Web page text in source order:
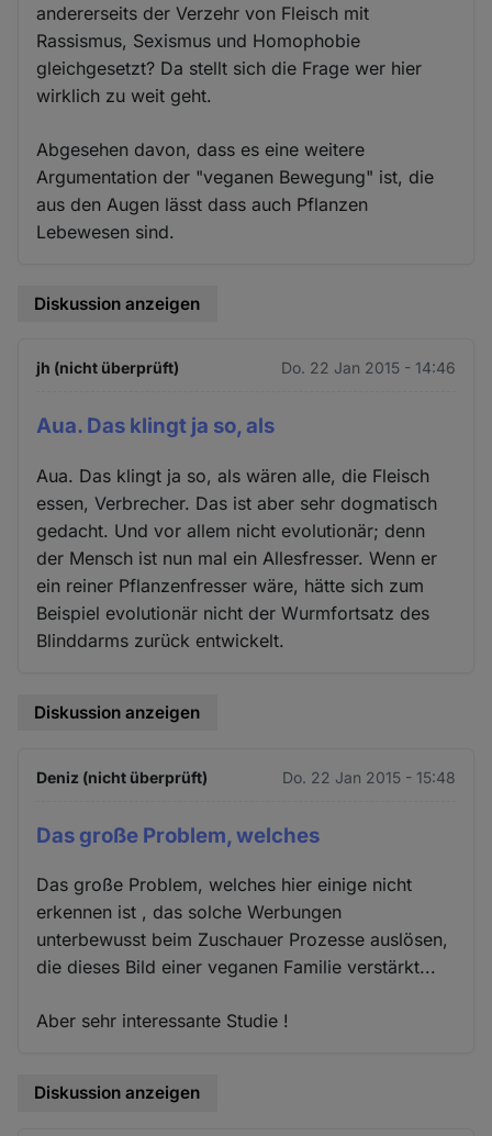
andererseits der Verzehr von Fleisch mit
Rassismus, Sexismus und Homophobie
gleichgesetzt? Da stellt sich die Frage wer hier
wirklich zu weit geht.
Abgesehen davon, dass es eine weitere
Argumentation der "veganen Bewegung" ist, die
aus den Augen lässt dass auch Pflanzen
Lebewesen sind.
Diskussion anzeigen
jh (nicht überprüft) Do. 22 Jan 2015 - 14:46
Aua. Das klingt ja so, als
Aua. Das klingt ja so, als wären alle, die Fleisch
essen, Verbrecher. Das ist aber sehr dogmatisch
gedacht. Und vor allem nicht evolutionär; denn
der Mensch ist nun mal ein Allesfresser. Wenn er
ein reiner Pflanzenfresser wäre, hätte sich zum
Beispiel evolutionär nicht der Wurmfortsatz des
Blinddarms zurück entwickelt.
Diskussion anzeigen
Deniz (nicht überprüft) Do. 22 Jan 2015 - 15:48
Das große Problem, welches
Das große Problem, welches hier einige nicht
erkennen ist , das solche Werbungen
unterbewusst beim Zuschauer Prozesse auslösen,
die dieses Bild einer veganen Familie verstärkt...
Aber sehr interessante Studie !
Diskussion anzeigen